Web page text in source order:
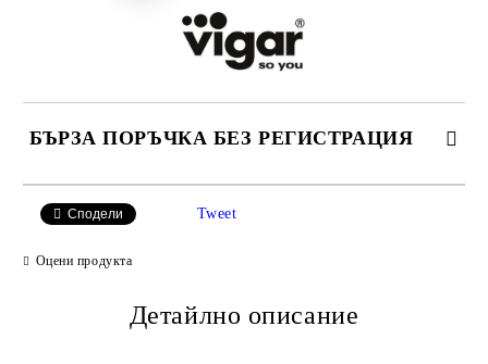
БЪРЗА ПОРЪЧКА БЕЗ РЕГИСТРАЦИЯ
Съгласен съм с Политиката за лични данни
Сподели Tweet
Оцени продукта
Детайлно описание